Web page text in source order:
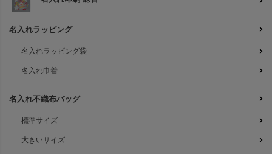
名入れラッピング
名入れラッピング袋
名入れ巾着
名入れ不織布バッグ
標準サイズ
大きいサイズ